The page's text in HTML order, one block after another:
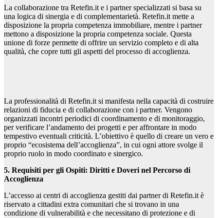
La collaborazione tra Retefin.it e i partner specializzati si basa su
una logica di sinergia e di complementarietà. Retefin.it mette a
disposizione la propria competenza immobiliare, mentre i partner
mettono a disposizione la propria competenza sociale. Questa
unione di forze permette di offrire un servizio completo e di alta
qualità, che copre tutti gli aspetti del processo di accoglienza.
La professionalità di Retefin.it si manifesta nella capacità di costruire
relazioni di fiducia e di collaborazione con i partner. Vengono
organizzati incontri periodici di coordinamento e di monitoraggio,
per verificare l’andamento dei progetti e per affrontare in modo
tempestivo eventuali criticità. L’obiettivo è quello di creare un vero e
proprio “ecosistema dell’accoglienza”, in cui ogni attore svolge il
proprio ruolo in modo coordinato e sinergico.
5. Requisiti per gli Ospiti: Diritti e Doveri nel Percorso di
Accoglienza
L’accesso ai centri di accoglienza gestiti dai partner di Retefin.it è
riservato a cittadini extra comunitari che si trovano in una
condizione di vulnerabilità e che necessitano di protezione e di